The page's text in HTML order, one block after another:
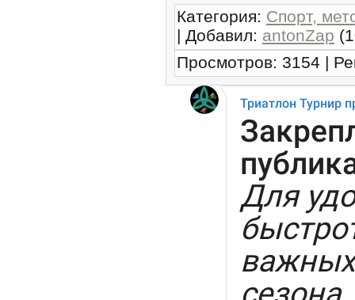
Категория: Спорт,
| Добавил: antonZap
Просмотров: 3154 |